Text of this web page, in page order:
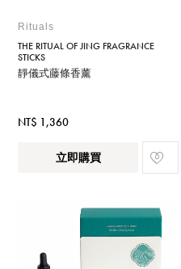
Rituals
THE RITUAL OF JING FRAGRANCE
STICKS
靜儀式藤條香薰
NT$ 1,360
立即購買